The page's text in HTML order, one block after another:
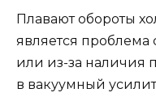
Плавают обороты
является проблема
или из-за наличия
в вакуумный